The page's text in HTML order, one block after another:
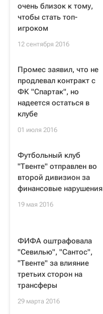
очень близок к тому,
чтобы стать топ-
игроком
12 сентября 2016
Промес заявил, что не
продлевал контракт с
ФК "Спартак", но
надеется остаться в
клубе
01 июля 2016
Футбольный клуб
"Твенте" отправлен во
второй дивизион за
финансовые нарушения
19 мая 2016
ФИФА оштрафовала
"Севилью", "Сантос",
"Твенте" за влияние
третьих сторон на
трансферы
29 марта 2016